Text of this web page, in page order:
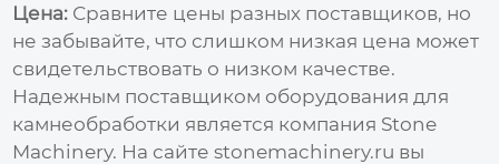
Цена: Сравните цены разных поставщиков, но
не забывайте, что слишком низкая цена может
свидетельствовать о низком качестве.
Надежным поставщиком оборудования для
камнеобработки является компания Stone
Machinery. На сайтеstonemachinery.ru вы